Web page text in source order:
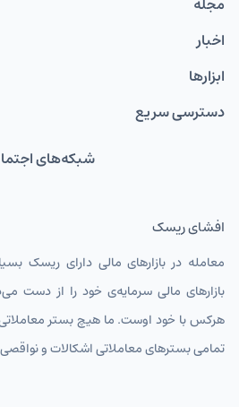
اخبار
ابزارها
دسترسی سریع
شبکه‌های
افشای ریسک
معامله در بازارهای مالی دارای ریسک
بازارهای مالی سرمایه‌ی خود را از دست
هرکس با خود اوست. ما هیچ بستر معاملاتی
تمامی بسترهای معاملاتی اشکالات و نواقصی